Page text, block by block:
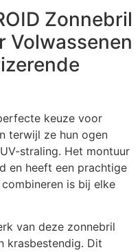
Zonnebril
Volwassenen
keuze voor
terwijl ze hun ogen
straling. Het montuur
en heeft een prachtige
is bij elke
van deze zonnebril
krasbestendig. Dit